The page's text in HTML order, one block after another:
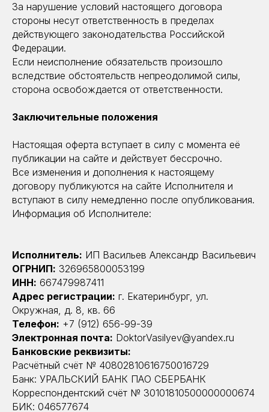
За нарушение условий настоящего договора
стороны несут ответственность в пределах
действующего законодательства Российской
Федерации.
Если неисполнение обязательств произошло
вследствие обстоятельств непреодолимой силы,
сторона освобождается от ответственности.
Заключительные положения
Настоящая оферта вступает в силу с момента её
публикации на сайте и действует бессрочно.
Все изменения и дополнения к настоящему
договору публикуются на сайте Исполнителя и
вступают в силу немедленно после опубликования.
Информация об Исполнителе:
Исполнитель: ИП Васильев Александр Васильевич
ОГРНИП: 326965800053199
ИНН: 667479987411
Адрес регистрации: г. Екатеринбург, ул.
Окружная, д. 8, кв. 66
Телефон: +7 (912) 656-99-39
Электронная почта: DoktorVasilyev@yandex.ru
Банковские реквизиты:
Расчётный счёт № 40802810616750016729
Банк: УРАЛЬСКИЙ БАНК ПАО СБЕРБАНК
Корреспондентский счёт № 30101810500000000674
БИК: 046577674